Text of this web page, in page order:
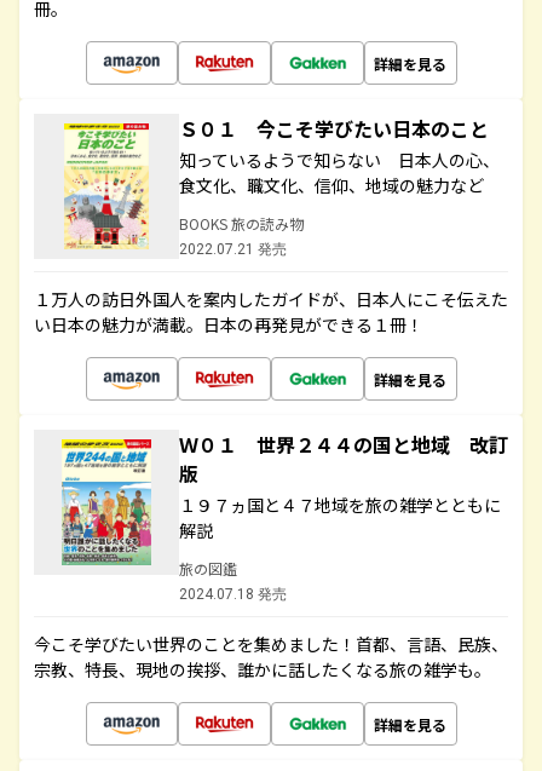
冊。
詳細を見る
Ｓ０１ 今こそ学びたい日本のこと
知っているようで知らない 日本人の心、
食文化、職文化、信仰、地域の魅力など
BOOKS 旅の読み物
2022.07.21 発売
１万人の訪日外国人を案内したガイドが、日本人にこそ伝えた
い日本の魅力が満載。日本の再発見ができる１冊！
詳細を見る
Ｗ０１ 世界２４４の国と地域 改訂
版
１９７ヵ国と４７地域を旅の雑学とともに
解説
旅の図鑑
2024.07.18 発売
今こそ学びたい世界のことを集めました！首都、言語、民族、
宗教、特長、現地の挨拶、誰かに話したくなる旅の雑学も。
詳細を見る